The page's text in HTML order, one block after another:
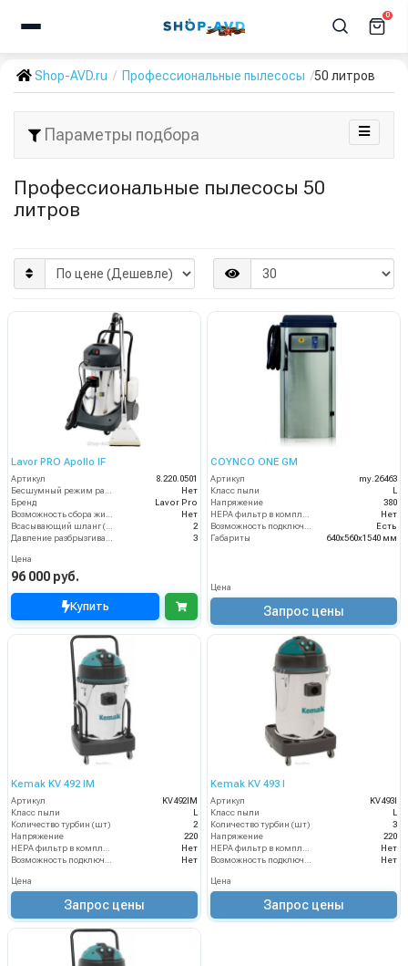
0
Shop-AVD.ru Профессиональные пылесосы 50 литров
Параметры подбора
Профессиональные пылесосы 50
литров
Lavor PRO Apollo IF
Артикул
8.220.0501
Нет
Бренд
Lavor Pro
Нет
2
3
Цена
96 000 руб.
Купить
COYNCO ONE GM
Артикул
my.26463
Класс пыли
Напряжение
380
Нет
Есть
Габариты
640х560х1540 мм
Цена
Запрос цены
Kemak KV 492 IM
Артикул
KV492IM
Класс пыли
L
Количество турбин (шт)
2
Напряжение
220
HEPA фильтр в комплекте
Нет
Возможность подключения электрощетки
Нет
Цена
Запрос цены
Kemak KV 493 I
Артикул
KV493I
Класс пыли
L
Количество турбин (шт)
3
Напряжение
220
HEPA фильтр в комплекте
Нет
Возможность подключения электрощетки
Нет
Цена
Запрос цены